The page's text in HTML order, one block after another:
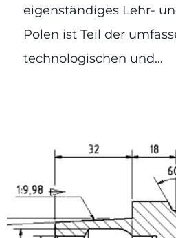
eigenständiges Lehr-
Polen ist Teil der
technologischen und…